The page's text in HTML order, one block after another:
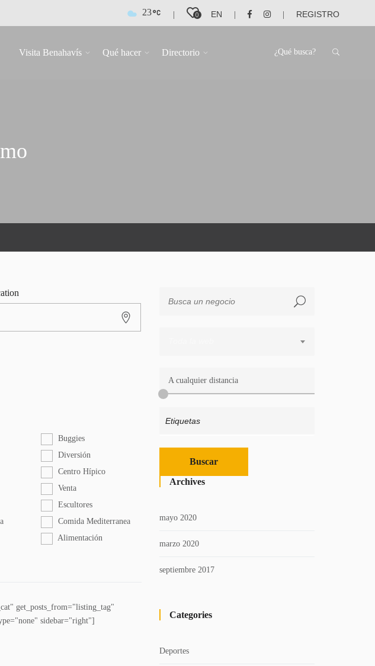
23 0 EN REGISTRO
Visita Benahavís Qué hacer Directorio
Buggies
Diversión
Centro Hípico
Venta
Escultores
Comida Mediterranea
Alimentación
get_posts_from="listing_tag"
sidebar="right"]
A cualquier distancia
Archives
mayo 2020
marzo 2020
septiembre 2017
Categories
Deportes